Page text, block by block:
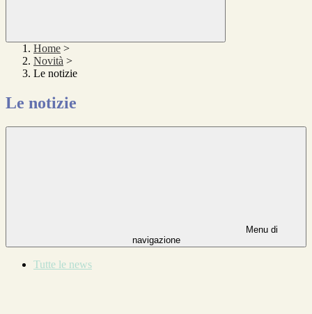
Home >
Novità >
Le notizie
Le notizie
Menu di
navigazione
Tutte le news